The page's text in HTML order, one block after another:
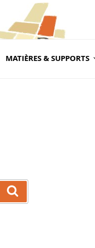
MATIÈRES & SUPPORTS